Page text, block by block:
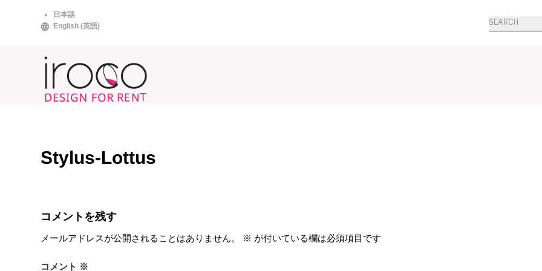
日本語
English (英語)
商
品
検
Stylus-Lottus
コメントを残す
メールアドレスが公開されることはありません。 ※ が付いている欄は必須項目です
コメント ※